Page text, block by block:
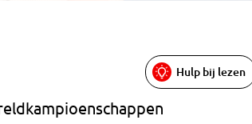
Hulp bij lezen